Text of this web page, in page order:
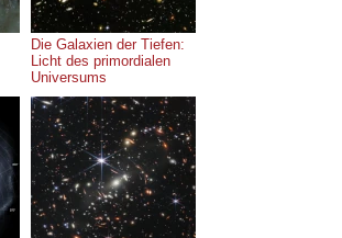
Die Galaxien der Tiefen:
Licht des primordialen
Universums